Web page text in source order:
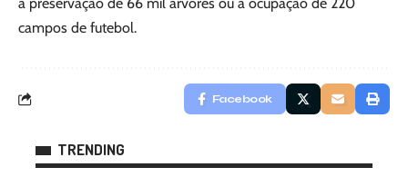
campos de futebol.
Facebook
TRENDING